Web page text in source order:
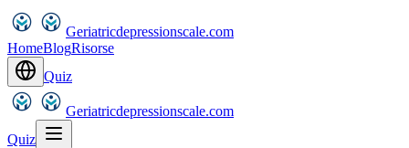
Geriatricdepressionscale.com
HomeBlogRisorse
Quiz
Geriatricdepressionscale.com
Quiz